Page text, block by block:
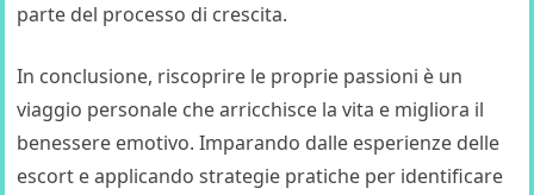
parte del processo di crescita.
In conclusione, riscoprire le proprie passioni è un
viaggio personale che arricchisce la vita e migliora il
benessere emotivo. Imparando dalle esperienze delle
escort e applicando strategie pratiche per identificare